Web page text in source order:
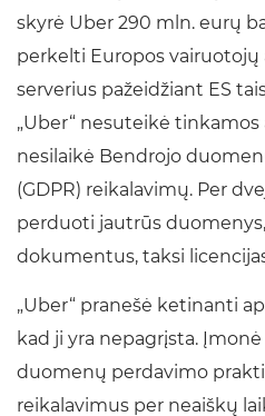
skyrė Uber 290 mln. eurų
perkelti Europos vairuotojų
serverius pažeidžiant ES
„Uber“ nesuteikė
nesilaikė Bendrojo
(GDPR) reikalavimų. Per
perduoti jautrūs
dokumentus, taksi
„Uber“ pranešė ketinanti
kad ji yra nepagrįsta.
duomenų perdavimo
reikalavimus per neaiškų